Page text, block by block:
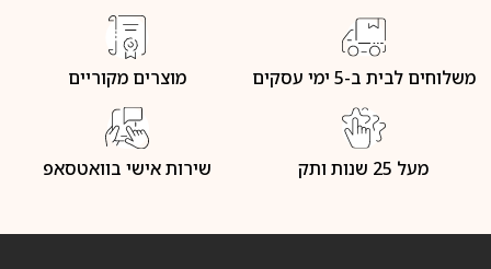
משלוחים לבית ב-5 ימי עסקים מוצרים מקוריים
מעל 25 שנות ותק שירות אישי בוואטסאפ